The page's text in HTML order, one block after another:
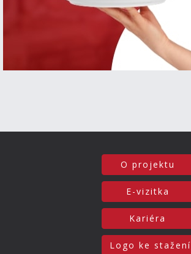
O projektu
E-vizitka
Kariéra
Logo ke stažení